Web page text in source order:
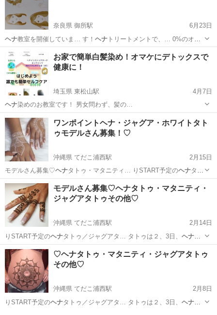
奈良県 御所駅
6月23日
ヘナ教室を開催していま… す！ ヘナトリートメントで、… 0%のオー
ガニックヘナトリートメントです…
奈良 御所駅 その他
お家で簡単白髪染め！オマケにデトックスで
健康に！
埼玉県 東松山駅
4月7日
ヘナ
染めのお教室です！ 男女問わず、髪の…
埼玉 東松山市 東松山駅 美容健康 デトックス
ワンポイントヘナ・ジャグア・ホワイトタト
ゥモデルさん募集！♡
沖縄県 てだこ浦西駅
2月15日
モデルさん募集♡ヘナタトゥ・マタニティ… りSTART予定のヘナタト
ゥ／ジャグアタ… タトゥは２、3日、ヘナ、ジャグアは２週間… ●ワ
ンポイントヘナ or ジャグア … ●マタニティヘナ orジャグア ●…
沖縄 中頭郡 てだこ浦西駅 その他
モデルさん募集♡ヘナタトゥ・マタニティ・
ジャグアタトゥその他♡
沖縄県 てだこ浦西駅
2月14日
りSTART予定のヘナタトゥ／ジャグアタ… タトゥは２、3日、 ヘナ、
ジャグアは２週間… ●ワンポイントヘナor ジャグア … ●マタニティヘ
ナorジャグア ●…
沖縄 中頭郡 てだこ浦西駅 その他 マタニティ
♡ヘナタトゥ・マタニティ・ジャグアタトゥ
その他♡
沖縄県 てだこ浦西駅
2月8日
りSTART予定のヘナタトゥ／ジャグアタ… タトゥは２、3日、 ヘナ、